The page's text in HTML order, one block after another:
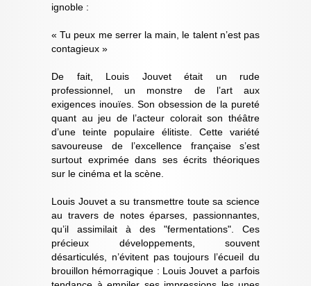
ignoble :
« Tu peux me serrer la main, le talent n’est pas
contagieux »
De fait, Louis Jouvet était un rude
professionnel, un monstre de l’art aux
exigences inouïes. Son obsession de la pureté
quant au jeu de l’acteur colorait son théâtre
d’une teinte populaire élitiste. Cette variété
savoureuse de l’excellence française s’est
surtout exprimée dans ses écrits théoriques
sur le cinéma et la scène.
Louis Jouvet a su transmettre toute sa science
au travers de notes éparses, passionnantes,
qu’il assimilait à des "fermentations". Ces
précieux développements, souvent
désarticulés, n’évitent pas toujours l’écueil du
brouillon hémorragique : Louis Jouvet a parfois